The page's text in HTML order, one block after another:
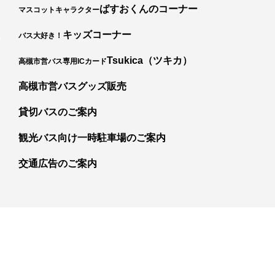
マスコットキャラクターばすおくんのコーナー
バス大好き！ キッズコーナー
高槻市営バス専用ICカードTsukica（ツキカ）
高槻市営バスグッズ販売
貸切バスのご案内
観光バス向け一時駐車場のご案内
交通広告のご案内